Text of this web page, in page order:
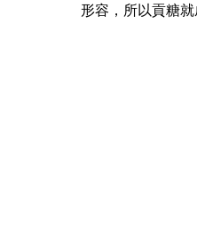
形容，所以貢糖就